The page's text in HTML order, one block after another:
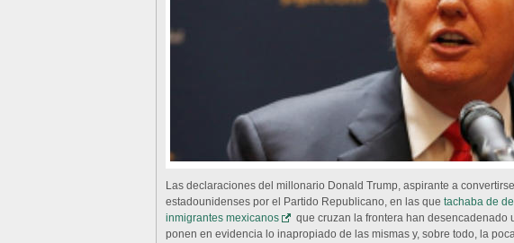
Las declaraciones del millonario Donald Trump, aspirante a
estadounidenses por el Partido Republicano, en las que tachaba de
inmigrantes mexicanos
que cruzan la frontera han desencadenado
ponen en evidencia lo inapropiado de las mismas y, sobre todo, la